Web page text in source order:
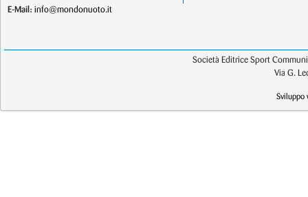
E-Mail: info@mondonuoto.it
Società Editrice Sport
Via G.
Sviluppo